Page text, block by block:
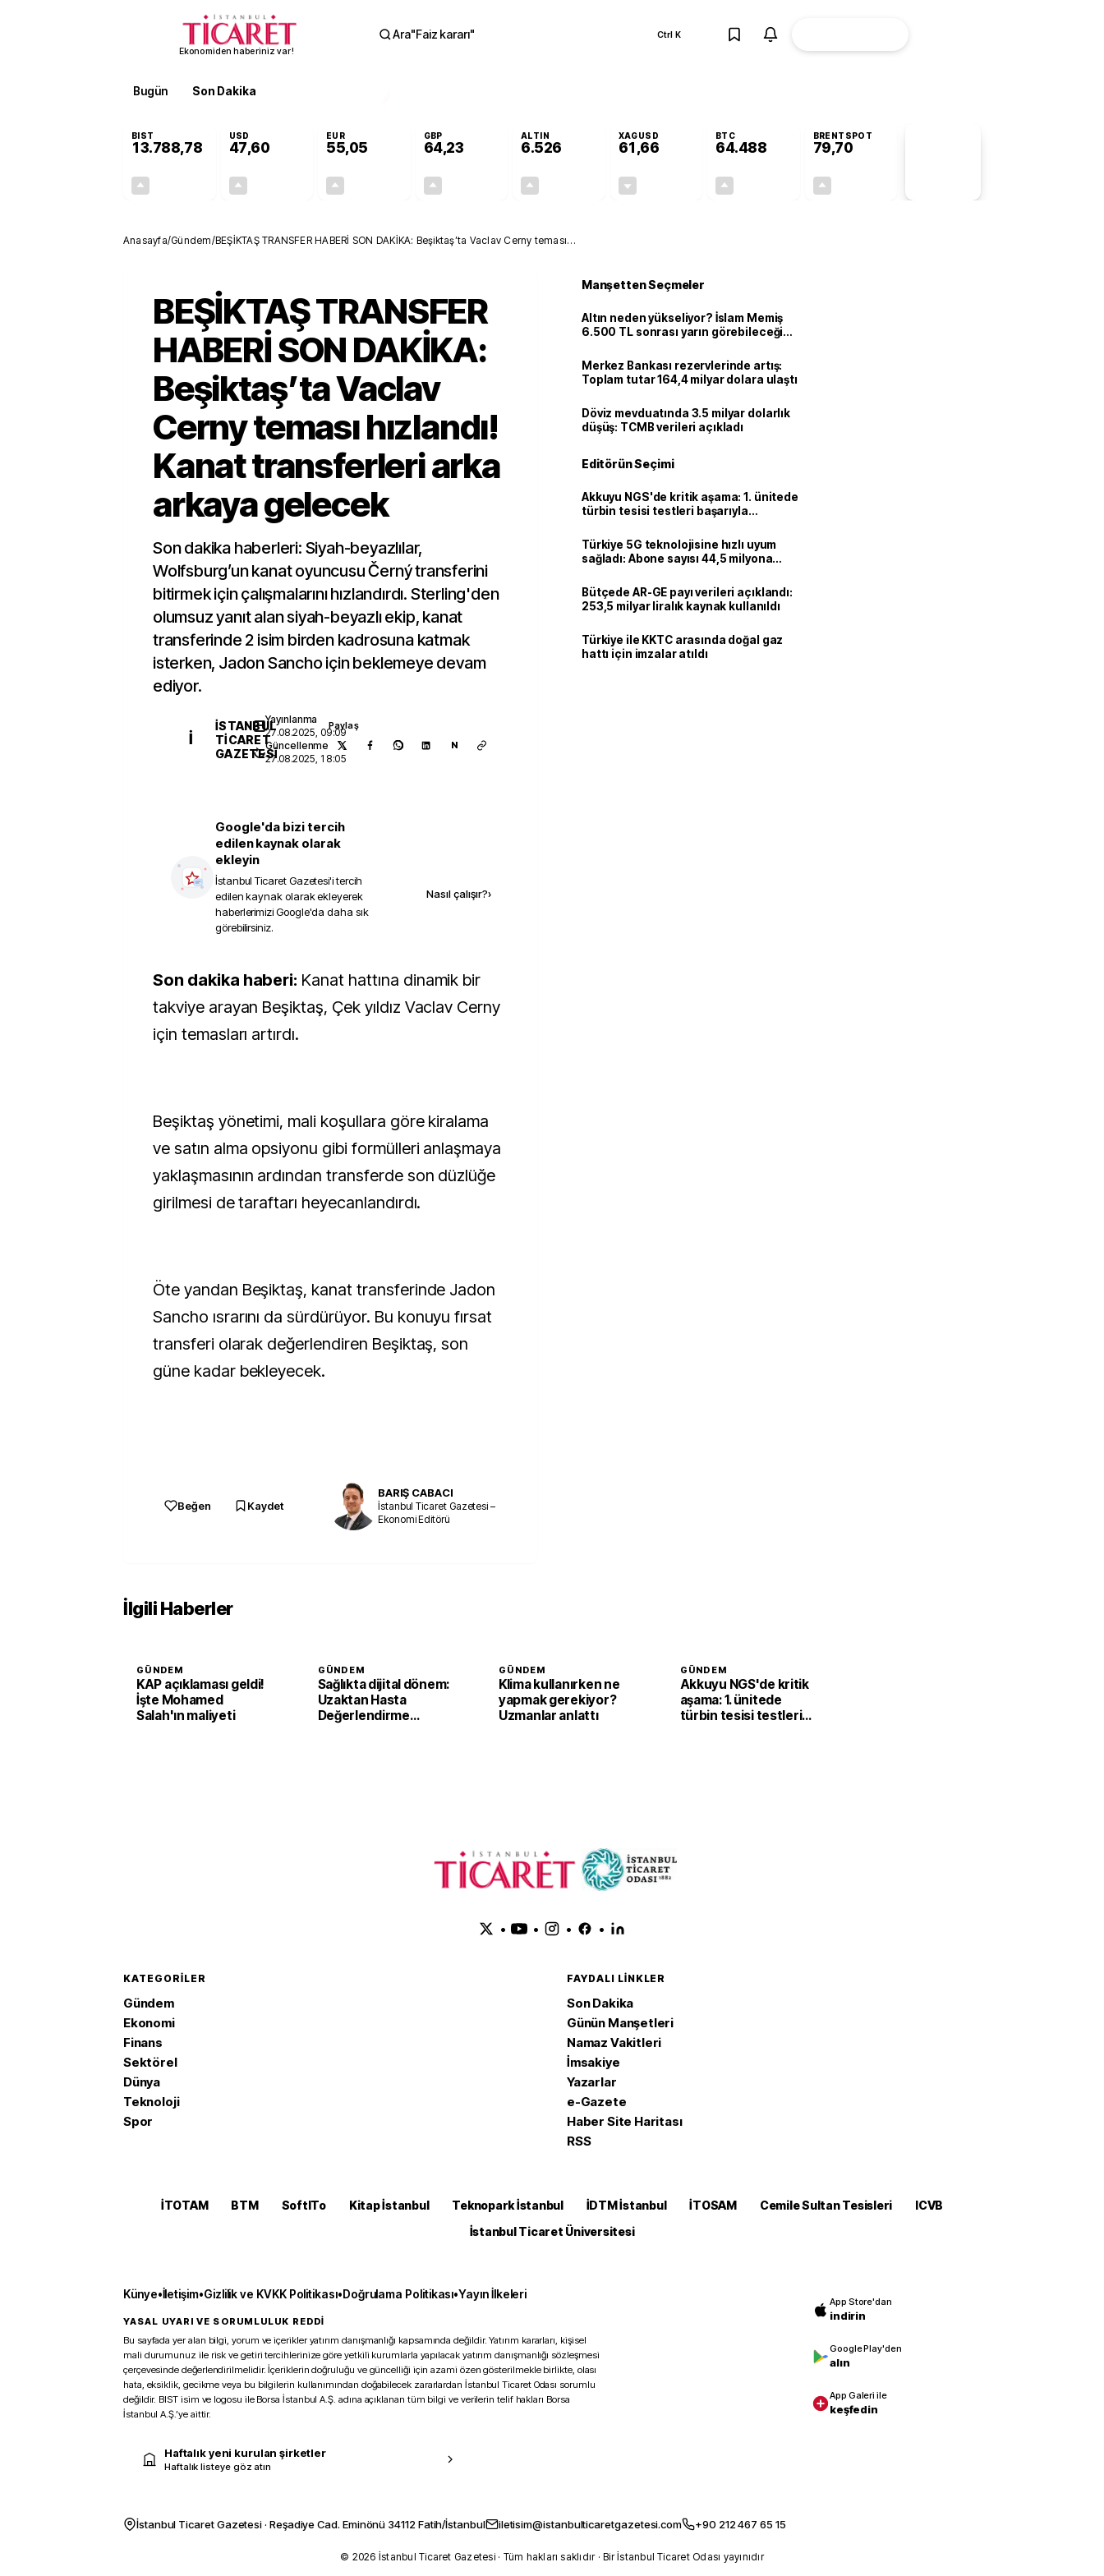
Ekonomiden haberiniz var!
Ara"Faiz kararı" Ctrl K
Bugün Son Dakika
BIST
13.788,78
USD
47,60
EUR
55,05
GBP
64,23
ALTIN
6.526
XAGUSD
61,66
BTC
64.488
BRENTSPOT
79,70
Anasayfa/Gündem/BEŞİKTAŞ TRANSFER HABERİ SON DAKİKA: Beşiktaş’ta Vaclav Cerny teması
BEŞİKTAŞ TRANSFER
HABERİ SON DAKİKA:
Beşiktaş’ta Vaclav
Cerny teması hızlandı!
Kanat transferleri arka
arkaya gelecek
Son dakika haberleri: Siyah-beyazlılar,
Wolfsburg’un kanat oyuncusu Černý transferini
bitirmek için çalışmalarını hızlandırdı. Sterling'den
olumsuz yanıt alan siyah-beyazlı ekip, kanat
transferinde 2 isim birden kadrosuna katmak
isterken, Jadon Sancho için beklemeye devam
ediyor.
İ
İSTANBUL
TICARET
GAZETESI
Yayınlanma
27.08.2025, 09:09
Güncellenme
27.08.2025, 18:05
Paylaş
N
Google'da bizi tercih
edilen kaynak olarak
ekleyin
İstanbul Ticaret Gazetesi'i tercih
edilen kaynak olarak ekleyerek
haberlerimizi Google'da daha sık
görebilirsiniz.
Nasıl çalışır?›
Son dakika haberi: Kanat hattına dinamik bir
takviye arayan Beşiktaş, Çek yıldız Vaclav Cerny
için temasları artırdı.
Beşiktaş yönetimi, mali koşullara göre kiralama
ve satın alma opsiyonu gibi formülleri anlaşmaya
yaklaşmasının ardından transferde son düzlüğe
girilmesi de taraftarı heyecanlandırdı.
Öte yandan Beşiktaş, kanat transferinde Jadon
Sancho ısrarını da sürdürüyor. Bu konuyu fırsat
transferi olarak değerlendiren Beşiktaş, son
güne kadar bekleyecek.
Beğen Kaydet
BARIŞ CABACI
İstanbul Ticaret Gazetesi –
Ekonomi Editörü
Manşetten Seçmeler
Altın neden yükseliyor? İslam Memiş
6.500 TL sonrası yarın görebileceği
Merkez Bankası rezervlerinde artış:
Toplam tutar 164,4 milyar dolara ulaştı
Döviz mevduatında 3.5 milyar dolarlık
düşüş: TCMB verileri açıkladı
Editörün Seçimi
Akkuyu NGS'de kritik aşama: 1. ünitede
türbin tesisi testleri başarıyla
Türkiye 5G teknolojisine hızlı uyum
sağladı: Abone sayısı 44,5 milyona
Bütçede AR-GE payı verileri açıklandı:
253,5 milyar liralık kaynak kullanıldı
Türkiye ile KKTC arasında doğal gaz
hattı için imzalar atıldı
İlgili Haberler
GÜNDEM
KAP açıklaması geldi!
İşte Mohamed
Salah'ın maliyeti
GÜNDEM
Sağlıkta dijital dönem:
Uzaktan Hasta
Değerlendirme
GÜNDEM
Klima kullanırken ne
yapmak gerekiyor?
Uzmanlar anlattı
GÜNDEM
Akkuyu NGS'de kritik
aşama: 1. ünitede
türbin tesisi testleri
• • • •
KATEGORILER
Gündem
Ekonomi
Finans
Sektörel
Dünya
Teknoloji
Spor
FAYDALI LINKLER
Son Dakika
Günün Manşetleri
Namaz Vakitleri
İmsakiye
Yazarlar
e-Gazete
Haber Site Haritası
RSS
İTOTAM BTM SoftITo Kitap İstanbul Teknopark İstanbul İDTM İstanbul İTOSAM Cemile Sultan Tesisleri
ICVB
İstanbul Ticaret Üniversitesi
Künye•İletişim•Gizlilik ve KVKK Politikası•Doğrulama Politikası•Yayın İlkeleri
YASAL UYARI VE SORUMLULUK REDDİ
Bu sayfada yer alan bilgi, yorum ve içerikler yatırım danışmanlığı kapsamında değildir. Yatırım kararları, kişisel
mali durumunuz ile risk ve getiri tercihlerinize göre yetkili kurumlarla yapılacak yatırım danışmanlığı sözleşmesi
çerçevesinde değerlendirilmelidir. İçeriklerin doğruluğu ve güncelliği için azami özen gösterilmekle birlikte, olası
hata, eksiklik, gecikme veya bu bilgilerin kullanımından doğabilecek zararlardan İstanbul Ticaret Odası sorumlu
değildir. BIST isim ve logosu ile Borsa İstanbul A.Ş. adına açıklanan tüm bilgi ve verilerin telif hakları Borsa
İstanbul A.Ş.’ye aittir.
Haftalık yeni kurulan şirketler
Haftalık listeye göz atın
App Store'dan
indirin
Google Play'den
alın
App Galeri ile
keşfedin
İstanbul Ticaret Gazetesi · Reşadiye Cad. Eminönü 34112 Fatih/İstanbul iletisim@istanbulticaretgazetesi.com +90 212 467 65 15
© 2026 İstanbul Ticaret Gazetesi · Tüm hakları saklıdır · Bir İstanbul Ticaret Odası yayınıdır